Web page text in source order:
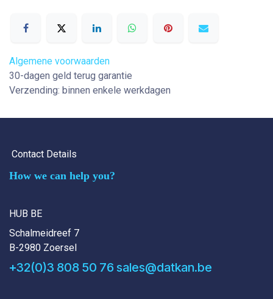
Algemene voorwaarden
30-dagen geld terug garantie
Verzending: binnen enkele werkdagen
Contact Details
How we can help you?
HUB BE
Schalmeidreef 7
B-2980 Zoersel
+32(0)3 808 50 76 sales@datkan.be